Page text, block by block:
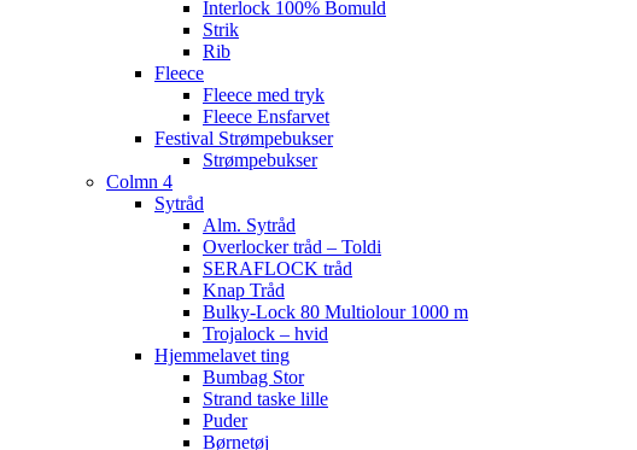
Interlock 100% Bomuld
Strik
Rib
Fleece
Fleece med tryk
Fleece Ensfarvet
Festival Strømpebukser
Strømpebukser
Colmn 4
Sytråd
Alm. Sytråd
Overlocker tråd – Toldi
SERAFLOCK tråd
Knap Tråd
Bulky-Lock 80 Multiolour 1000 m
Trojalock – hvid
Hjemmelavet ting
Bumbag Stor
Strand taske lille
Puder
Børnetøj